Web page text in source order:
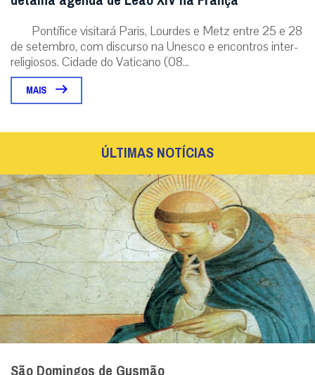
São Domingos de Gusmão
São Domingos de Gusmão, Fundador da Ordem dos Frades
Pregadores, ou dominicanos, zeloso apóstolo da devoção a
Nossa Senhora mediante a difusão...
08 / Aug | Espiritualidade